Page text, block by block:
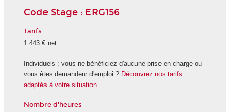
Code Stage : ERG156
Tarifs
1 443 € net
Individuels : vous ne bénéficiez d'aucune prise en charge ou
vous êtes demandeur d'emploi ? Découvrez nos tarifs
adaptés à votre situation
Nombre d'heures